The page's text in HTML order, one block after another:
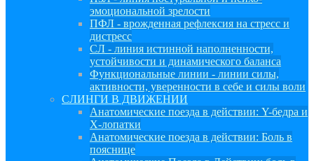
эмоциональной зрелости
ПФЛ - врожденная рефлексия на стресс и
дистресс
СЛ - линия истинной наполненности,
устойчивости и динамического баланса
Функциональные линии - линии силы,
активности, уверенности в себе и силы воли
СЛИНГИ В ДВИЖЕНИИ
Анатомические поезда в действии: Y-бедра и
Х-лопатки
Анатомические поезда в действии: Боль в
пояснице